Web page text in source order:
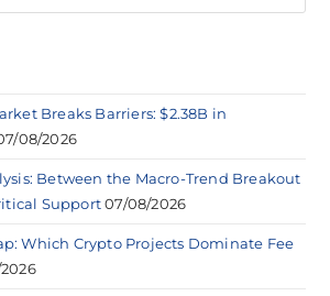
Breaks Barriers: $2.38B in
08/2026
Between the Macro-Trend Breakout
Support 07/08/2026
Which Crypto Projects Dominate Fee